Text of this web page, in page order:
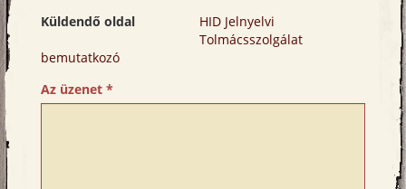
Küldendő oldal
HID Jelnyelvi
Tolmácsszolgálat
bemutatkozó
Az üzenet *